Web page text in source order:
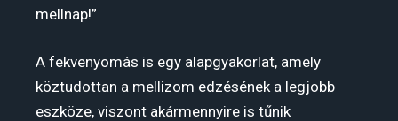
mellnap!”
A fekvenyomás is egy alapgyakorlat, amely
köztudottan a mellizom edzésének a legjobb
eszköze, viszont akármennyire is tűnik